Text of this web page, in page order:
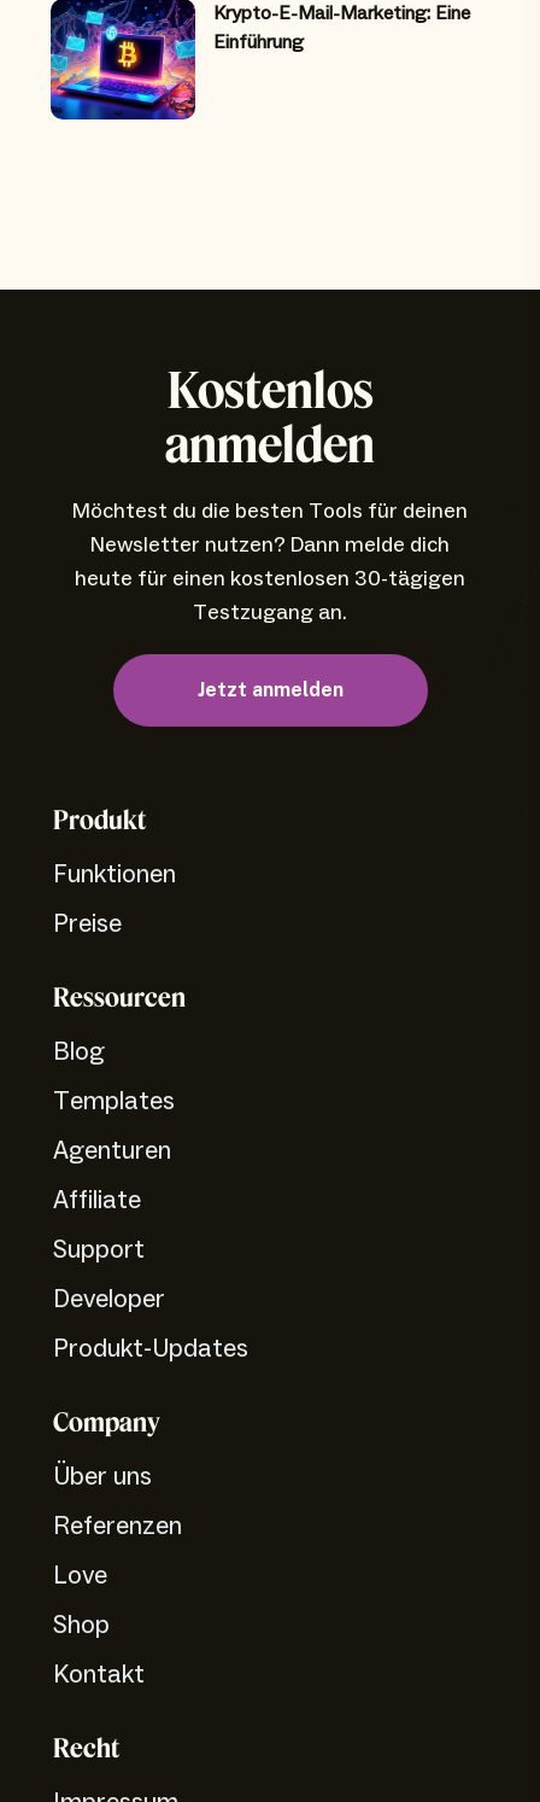
Krypto-E-Mail-Marketing: Eine
Einführung
Kostenlos
anmelden
Möchtest du die besten Tools für deinen
Newsletter nutzen? Dann melde dich
heute für einen kostenlosen 30-tägigen
Testzugang an.
Jetzt anmelden
Produkt
Funktionen
Preise
Ressourcen
Blog
Templates
Agenturen
Affiliate
Support
Developer
Produkt-Updates
Company
Über uns
Referenzen
Love
Shop
Kontakt
Recht